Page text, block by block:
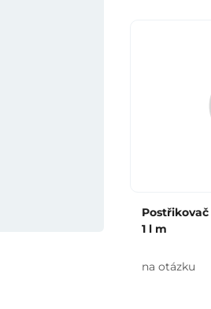
1 l m
na otázku